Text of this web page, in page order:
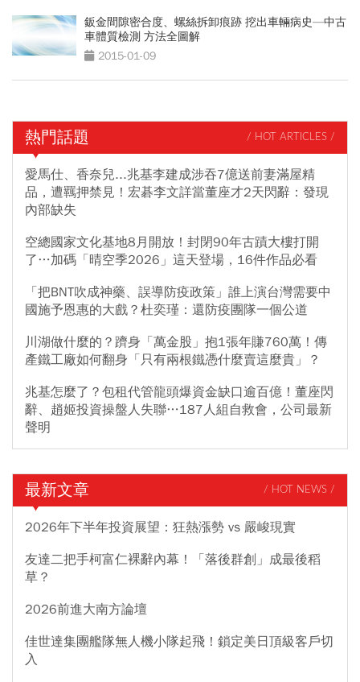
鈑金間隙密合度、螺絲拆卸痕跡 挖出車輛病史—中古
車體質檢測 方法全圖解
2015-01-09
熱門話題 / HOT ARTICLES /
愛馬仕、香奈兒...兆基李建成涉吞7億送前妻滿屋精
品，遭羈押禁見！宏碁李文詳當董座才2天閃辭：發現
內部缺失
空總國家文化基地8月開放！封閉90年古蹟大樓打開
了…加碼「晴空季2026」這天登場，16件作品必看
「把BNT吹成神藥、誤導防疫政策」誰上演台灣需要中
國施予恩惠的大戲？杜奕瑾：還防疫團隊一個公道
川湖做什麼的？躋身「萬金股」抱1張年賺760萬！傳
產鐵工廠如何翻身「只有兩根鐵憑什麼賣這麼貴」？
兆基怎麼了？包租代管龍頭爆資金缺口逾百億！董座閃
辭、趙姬投資操盤人失聯…187人組自救會，公司最新
聲明
最新文章 / HOT NEWS /
2026年下半年投資展望：狂熱漲勢 vs 嚴峻現實
友達二把手柯富仁裸辭內幕！「落後群創」成最後稻
草？
2026前進大南方論壇
佳世達集團艦隊無人機小隊起飛！鎖定美日頂級客戶切
入